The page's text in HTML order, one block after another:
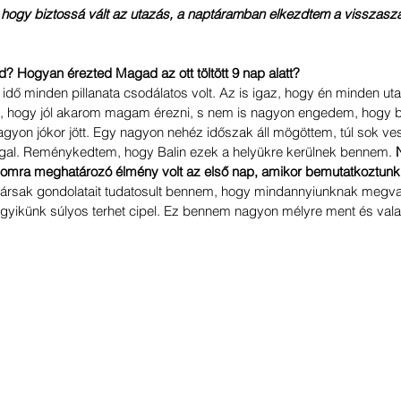
biztossá vált az utazás, a naptáramban elkezdtem a
Hogyan érezted Magad az ott töltött 9 nap alatt?
minden pillanata csodálatos volt. Az is igaz, hogy én minden
jól akarom magam érezni, s nem is nagyon engedem, hogy
jókor jött. Egy nagyon nehéz időszak áll mögöttem, túl sok
Reménykedtem, hogy Balin ezek a helyükre kerülnek bennem.
meghatározó élmény volt az első nap, amikor
gondolatait tudatosult bennem, hogy mindannyiunknak
súlyos terhet cipel. Ez bennem nagyon mélyre ment és